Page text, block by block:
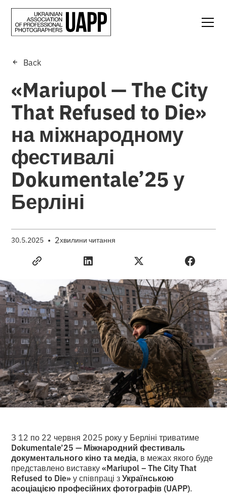
Back
«Mariupol — The City
That Refused to Die»
на міжнародному
фестивалі
Dokumentale’25 у
Берліні
30.5.2025 • 2хвилини читання
З 12 по 22 червня 2025 року у Берліні триватиме
Dokumentale’25 — Міжнародний фестиваль
документального кіно та медіа, в межах якого буде
представлено виставку«Mariupol – The City That
Refused to Die»у співпраці зУкраїнською
асоціацією професійних фотографів (UAPP).